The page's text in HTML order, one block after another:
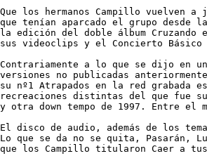
Que los hermanos Campillo vuelven
que tenían aparcado el grupo
la edición del doble álbum Cruzando
sus videoclips y el Concierto
Contrariamente a lo que se dijo en
versiones no publicadas
su nº1 Atrapados en la red grabada
recreaciones distintas del que fue
y otra down tempo de 1997. Entre el
El disco de audio, además de los
Lo que se da no se quita, Pasarán,
que los Campillo titularon Caer a